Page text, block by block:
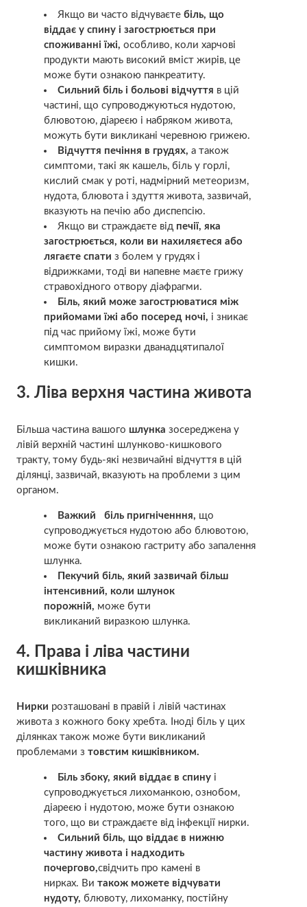
Якщо ви часто відчуваєте біль, що
віддає у спину і загострюється при
споживанні їжі, особливо, коли харчові
продукти мають високий вміст жирів, це
може бути ознакою панкреатиту.
Сильний біль і больові відчуття в цій
частині, що супроводжуються нудотою,
блювотою, діареєю і набряком живота,
можуть бути викликані черевною грижею.
Відчуття печіння в грудях, а також
симптоми, такі як кашель, біль у горлі,
кислий смак у роті, надмірний метеоризм,
нудота, блювота і здуття живота, зазвичай,
вказують на печію або диспепсію.
Якщо ви страждаєте від печії, яка
загострюється, коли ви нахиляєтеся або
лягаєте спати з болем у грудях і
відрижками, тоді ви напевне маєте грижу
стравохідного отвору діафрагми.
Біль, який може загострюватися між
прийомами їжі або посеред ночі, і зникає
під час прийому їжі, може бути
симптомом виразки дванадцятипалої
кишки.
3. Ліва верхня частина живота
Більша частина вашого шлунка зосереджена у
лівій верхній частині шлунково-кишкового
тракту, тому будь-які незвичайні відчуття в цій
ділянці, зазвичай, вказують на проблеми з цим
органом.
Важкий біль пригніченння, що
супроводжується нудотою або блювотою,
може бути ознакою гастритуабо запалення
шлунка.
Пекучий біль, який зазвичай більш
інтенсивний, коли шлунок
порожній, може бути
викликаний виразкою шлунка.
4. Права і ліва частини
кишківника
Нирки розташовані в правій і лівій частинах
живота з кожного боку хребта. Іноді біль у цих
ділянках також може бути викликаний
проблемами з товстим кишківником.
Біль збоку, який віддає в спинуі
супроводжується лихоманкою, ознобом,
діареєю і нудотою, може бути ознакою
того, що ви страждаєте від інфекції нирки.
Сильний біль, що віддає в нижню
частину живота і надходить
почергово,свідчить про камені в
нирках. Ви також можете відчувати
нудоту, блювоту, лихоманку, постійну